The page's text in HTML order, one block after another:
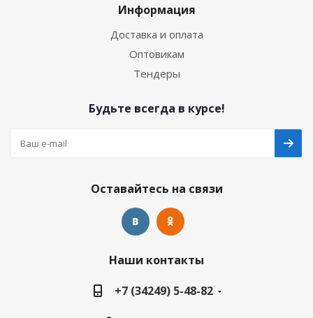
Информация
Доставка и оплата
Оптовикам
Тендеры
Будьте всегда в курсе!
Оставайтесь на связи
Наши контакты
+7 (34249) 5-48-82